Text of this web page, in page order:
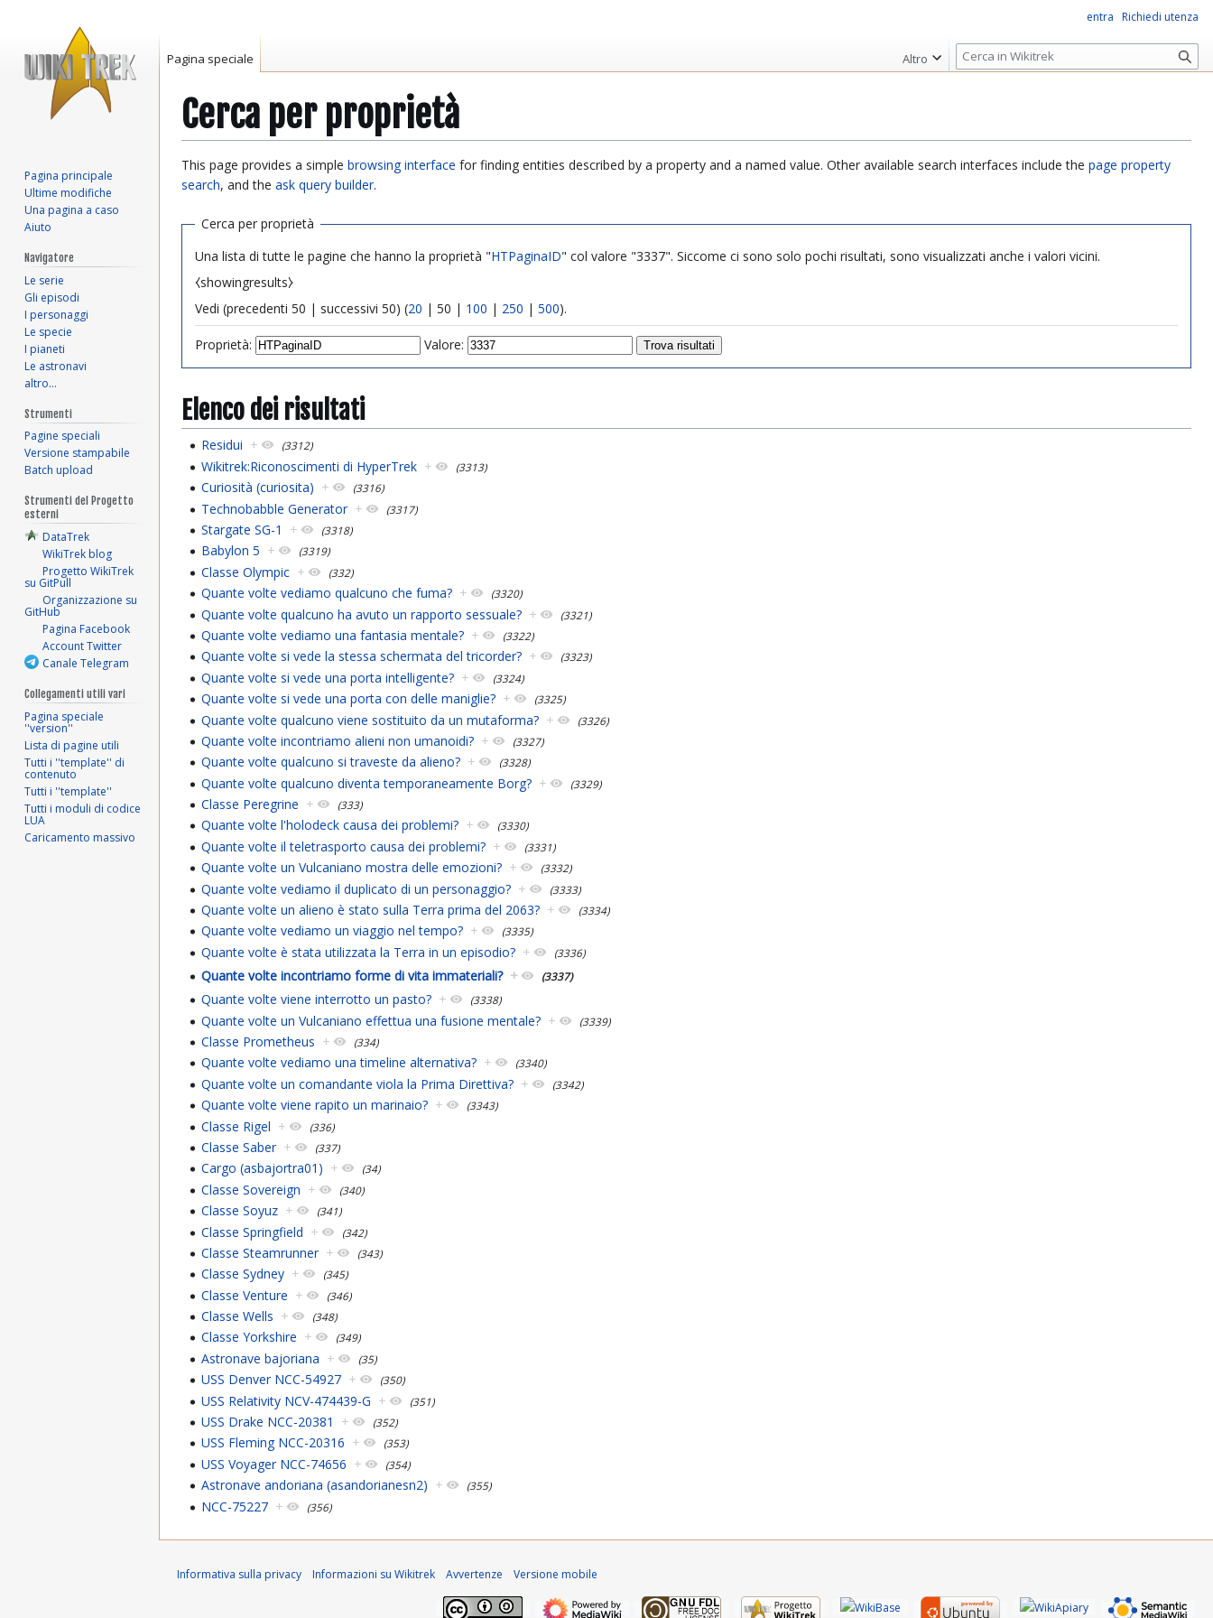
Cerca per proprietà
Vai
alla
Vai
alla
This page provides a simple browsing interface for finding entities described by a property and a named value. Other available search interfaces include the page property
search, and the ask query builder.
Cerca per proprietà
Una lista di tutte le pagine che hanno la proprietà "HTPaginaID" col valore "3337". Siccome ci sono solo pochi risultati, sono visualizzati anche i valori vicini.
⧼showingresults⧽
Vedi (precedenti 50 | successivi 50) (20 | 50 | 100 | 250 | 500).
Proprietà: Valore:
Elenco dei risultati
Residui + (3312)
Wikitrek:Riconoscimenti di HyperTrek + (3313)
Curiosità (curiosita) + (3316)
Technobabble Generator + (3317)
Stargate SG-1 + (3318)
Babylon 5 + (3319)
Classe Olympic + (332)
Quante volte vediamo qualcuno che fuma? + (3320)
Quante volte qualcuno ha avuto un rapporto sessuale? + (3321)
Quante volte vediamo una fantasia mentale? + (3322)
Quante volte si vede la stessa schermata del tricorder? + (3323)
Quante volte si vede una porta intelligente? + (3324)
Quante volte si vede una porta con delle maniglie? + (3325)
Quante volte qualcuno viene sostituito da un mutaforma? + (3326)
Quante volte incontriamo alieni non umanoidi? + (3327)
Quante volte qualcuno si traveste da alieno? + (3328)
Quante volte qualcuno diventa temporaneamente Borg? + (3329)
Classe Peregrine + (333)
Quante volte l'holodeck causa dei problemi? + (3330)
Quante volte il teletrasporto causa dei problemi? + (3331)
Quante volte un Vulcaniano mostra delle emozioni? + (3332)
Quante volte vediamo il duplicato di un personaggio? + (3333)
Quante volte un alieno è stato sulla Terra prima del 2063? + (3334)
Quante volte vediamo un viaggio nel tempo? + (3335)
Quante volte è stata utilizzata la Terra in un episodio? + (3336)
Quante volte incontriamo forme di vita immateriali? + (3337)
Quante volte viene interrotto un pasto? + (3338)
Quante volte un Vulcaniano effettua una fusione mentale? + (3339)
Classe Prometheus + (334)
Quante volte vediamo una timeline alternativa? + (3340)
Quante volte un comandante viola la Prima Direttiva? + (3342)
Quante volte viene rapito un marinaio? + (3343)
Classe Rigel + (336)
Classe Saber + (337)
Cargo (asbajortra01) + (34)
Classe Sovereign + (340)
Classe Soyuz + (341)
Classe Springfield + (342)
Classe Steamrunner + (343)
Classe Sydney + (345)
Classe Venture + (346)
Classe Wells + (348)
Classe Yorkshire + (349)
Astronave bajoriana + (35)
USS Denver NCC-54927 + (350)
USS Relativity NCV-474439-G + (351)
USS Drake NCC-20381 + (352)
USS Fleming NCC-20316 + (353)
USS Voyager NCC-74656 + (354)
Astronave andoriana (asandorianesn2) + (355)
NCC-75227 + (356)
entra Richiedi utenza
Pagina speciale Altro
R
i
r
c
Pagina principale
Ultime modifiche
Una pagina a caso
Aiuto
Navigatore
Le serie
Gli episodi
I personaggi
Le specie
I pianeti
Le astronavi
altro…
Strumenti
Pagine speciali
Versione stampabile
Batch upload
Strumenti del Progetto
esterni
DataTrek
WikiTrek blog
Progetto WikiTrek
su GitPull
Organizzazione su
GitHub
Pagina Facebook
Account Twitter
Canale Telegram
Collegamenti utili vari
Pagina speciale
''version''
Lista di pagine utili
Tutti i ''template'' di
contenuto
Tutti i ''template''
Tutti i moduli di codice
LUA
Caricamento massivo
Informativa sulla privacy Informazioni su Wikitrek Avvertenze Versione mobile